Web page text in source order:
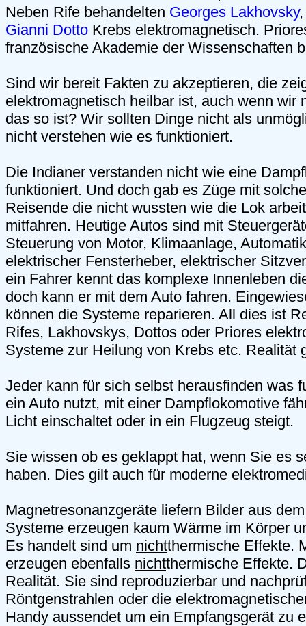
Neben Rife behandelten Georges Lakhovsky,
Gianni Dotto Krebs elektromagnetisch.
französische Akademie der Wissenschaften
Sind wir bereit Fakten zu akzeptieren, die
elektromagnetisch heilbar ist, auch wenn wir
das so ist? Wir sollten Dinge nicht als
nicht verstehen wie es funktioniert.
Die Indianer verstanden nicht wie eine
funktioniert. Und doch gab es Züge mit
Reisende die nicht wussten wie die Lok
mitfahren. Heutige Autos sind mit
Steuerung von Motor, Klimaanlage,
elektrischer Fensterheber, elektrischer
ein Fahrer kennt das komplexe Innenleben
doch kann er mit dem Auto fahren.
können die Systeme reparieren. All dies ist
Rifes, Lakhovskys, Dottos oder Priores
Systeme zur Heilung von Krebs etc. Realität
Jeder kann für sich selbst herausfinden was
ein Auto nutzt, mit einer Dampflokomotive
Licht einschaltet oder in ein Flugzeug steigt.
Sie wissen ob es geklappt hat, wenn Sie es
haben. Dies gilt auch für moderne
Magnetresonanzgeräte liefern Bilder aus
Systeme erzeugen kaum Wärme im Körper
Es handelt sind um nichtthermische Effekte.
erzeugen ebenfalls nichtthermische Effekte.
Realität. Sie sind reproduzierbar und
Röntgenstrahlen oder die
Handy aussendet um ein Empfangsgerät zu